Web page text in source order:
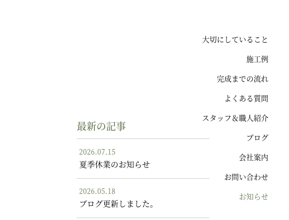
大切にしていること
施工例
完成までの流れ
よくある質問
スタッフ＆職人紹介
ブログ
会社案内
お問い合わせ
お知らせ
最新の記事
2026.07.15
夏季休業のお知らせ
2026.05.18
ブログ更新しました。